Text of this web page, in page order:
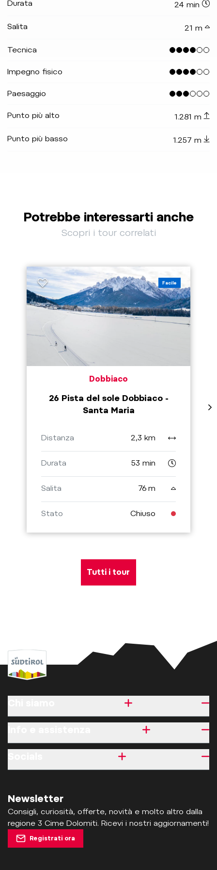
Durata 24 min
Salita 21 m
Tecnica
Impegno fisico
Paesaggio
Punto più alto 1.281 m
Punto più basso 1.257 m
Potrebbe interessarti anche
Scopri i tour correlati
Facile
Dobbiaco
26 Pista del sole Dobbiaco -
Santa Maria
Distanza 2,3 km
Durata 53 min
Salita 76 m
Stato Chiuso
Tutti i tour
Newsletter
Consigli, curiosità, offerte, novità e molto altro dalla
regione 3 Cime Dolomiti. Ricevi i nostri aggiornamenti!
Registrati ora